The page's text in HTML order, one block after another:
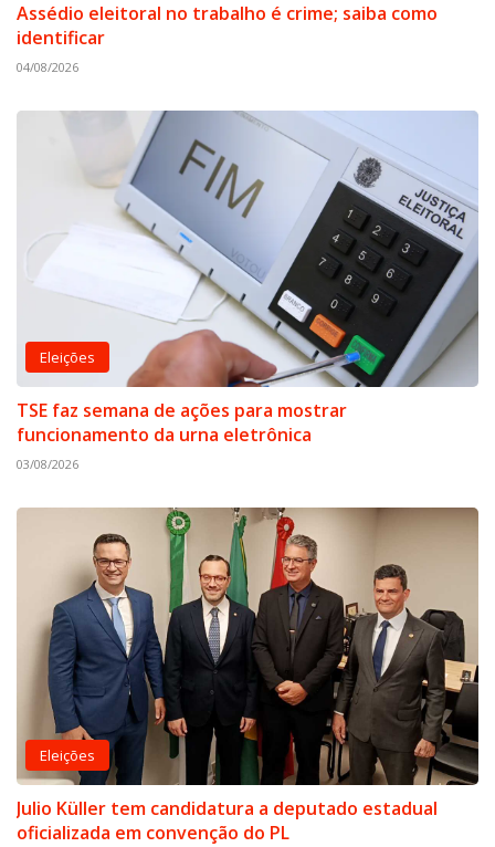
Assédio eleitoral no trabalho é crime; saiba como
identificar
04/08/2026
Eleições
TSE faz semana de ações para mostrar
funcionamento da urna eletrônica
03/08/2026
Eleições
Julio Küller tem candidatura a deputado estadual
oficializada em convenção do PL